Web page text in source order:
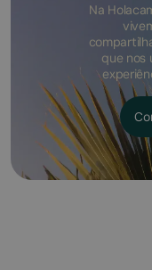
Na
que nos